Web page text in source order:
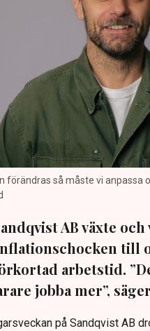
förändras så måste vi anpassa
AB växte och
till
arbetstid.
jobba mer”,
på Sandqvist AB